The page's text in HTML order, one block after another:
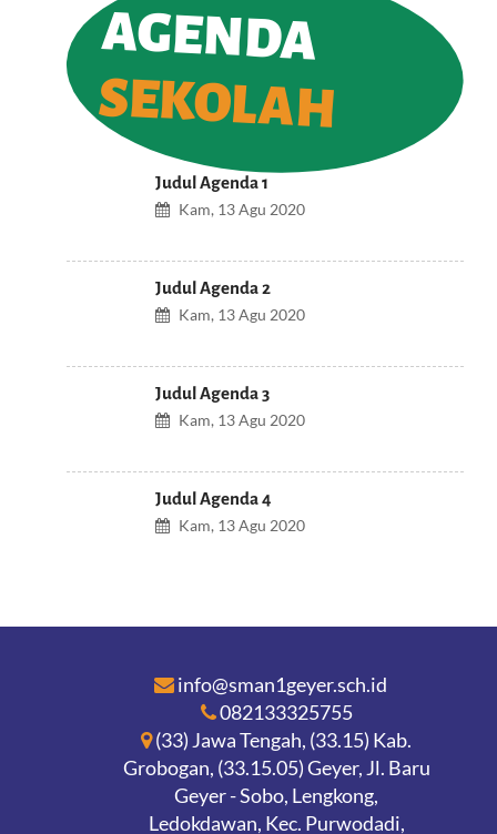
AGENDA
SEKOLAH
Judul Agenda 1
Kam, 13 Agu 2020
Judul Agenda 2
Kam, 13 Agu 2020
Judul Agenda 3
Kam, 13 Agu 2020
Judul Agenda 4
Kam, 13 Agu 2020
info@sman1geyer.sch.id
082133325755
(33) Jawa Tengah, (33.15) Kab.
Grobogan, (33.15.05) Geyer, Jl. Baru
Geyer - Sobo, Lengkong,
Ledokdawan, Kec. Purwodadi,